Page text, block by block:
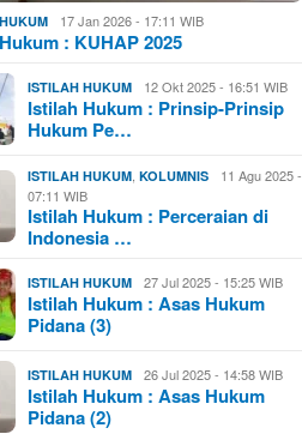
17 Jan 2026 - 17:11 WIB
: KUHAP 2025
ISTILAH HUKUM 12 Okt 2025 - 16:51 WIB
Istilah Hukum : Prinsip-Prinsip
Hukum Pe…
ISTILAH HUKUM ,KOLUMNIS
11 Agu 2025 -
07:11 WIB
Istilah Hukum : Perceraian di
Indonesia …
ISTILAH HUKUM 27 Jul 2025 - 15:25 WIB
Istilah Hukum : Asas Hukum
Pidana (3)
ISTILAH HUKUM 26 Jul 2025 - 14:58 WIB
Istilah Hukum : Asas Hukum
Pidana (2)